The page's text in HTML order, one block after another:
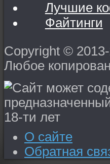
Лучшие
Файтинги
Copyright ©
Любое
О сайте
Обратная